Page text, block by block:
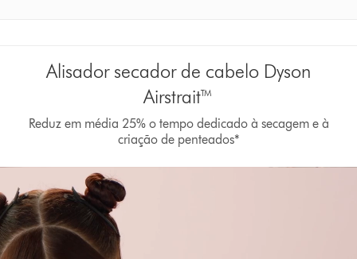
Alisador secador de cabelo Dyson
Airstrait™
Reduz em média 25% o tempo dedicado à secagem e à
criação de penteados*